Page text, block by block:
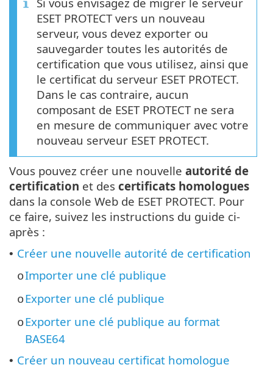
ESET PROTECT vers un nouveau
serveur, vous devez exporter ou
sauvegarder toutes les autorités de
certification que vous utilisez, ainsi que
le certificat du serveur ESET PROTECT.
Dans le cas contraire, aucun
composant de ESET PROTECT ne sera
en mesure de communiquer avec votre
nouveau serveur ESET PROTECT.
Vous pouvez créer une nouvelle autorité de
certification et des certificats homologues
dans la console Web de ESET PROTECT. Pour
ce faire, suivez les instructions du guide ci-
après :
• Créer une nouvelle autorité de certification
oImporter une clé publique
oExporter une clé publique
oExporter une clé publique au format
BASE64
• Créer un nouveau certificat homologue